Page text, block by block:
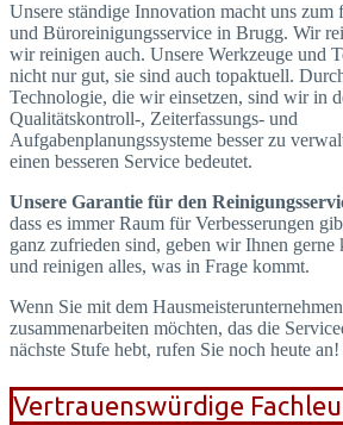
Unsere ständige Innovation macht uns zum
und Büroreinigungsservice in Brugg. Wir
wir reinigen auch. Unsere Werkzeuge und
nicht nur gut, sie sind auch topaktuell.
Technologie, die wir einsetzen, sind wir in
Qualitätskontroll-, Zeiterfassungs- und
Aufgabenplanungssysteme besser zu
einen besseren Service bedeutet.
Unsere Garantie für den
dass es immer Raum für Verbesserungen
ganz zufrieden sind, geben wir Ihnen gerne
und reinigen alles, was in Frage kommt.
Wenn Sie mit dem Hausmeisterunternehmen
zusammenarbeiten möchten, das die
nächste Stufe hebt, rufen Sie noch heute an!
Vertrauenswürdige